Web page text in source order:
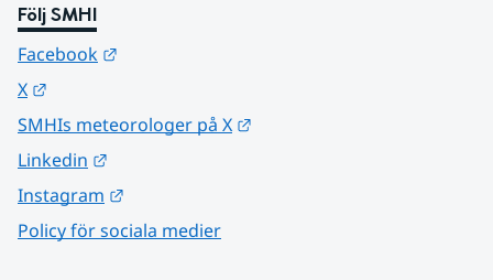
Följ SMHI
Facebook
X
SMHIs meteorologer på X
Linkedin
Instagram
Policy för sociala medier